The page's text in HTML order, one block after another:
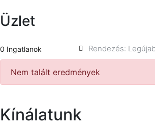
Üzlet
0 Ingatlanok
Nem talált eredmények
Kínálatunk